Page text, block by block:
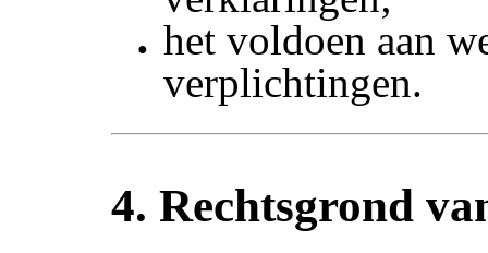
het voldoen aan
verplichtingen.
4. Rechtsgrond